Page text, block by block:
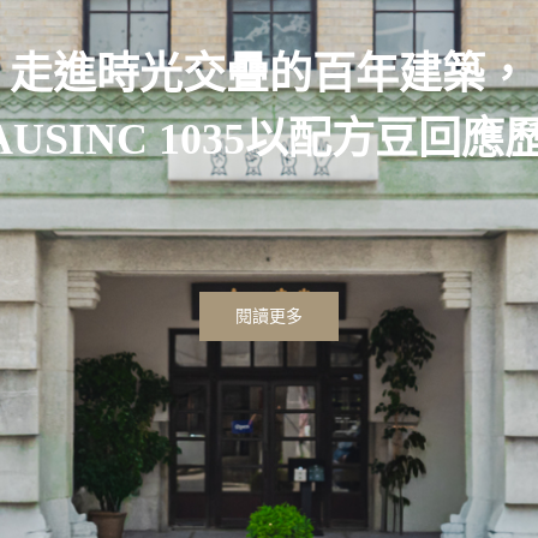
走進時光交疊的百年建築，
1035以配方豆回應
閱讀更多